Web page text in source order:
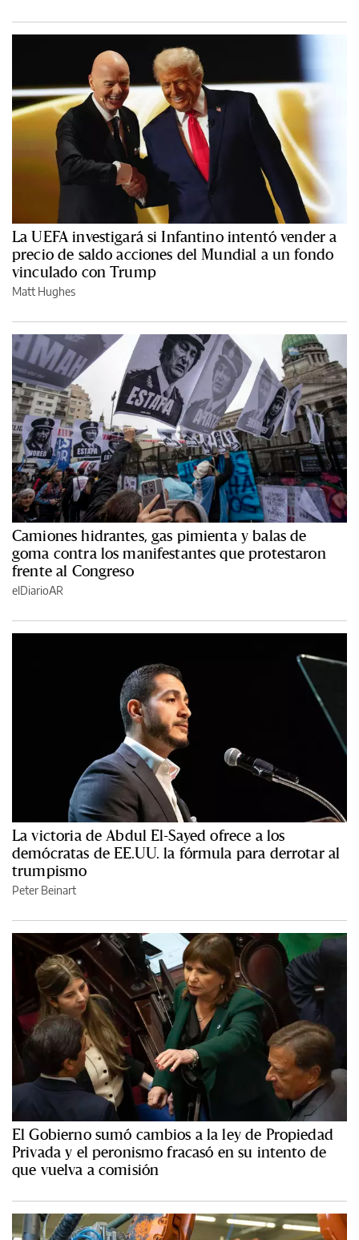
La UEFA investigará si Infantino intentó vender a
precio de saldo acciones del Mundial a un fondo
vinculado con Trump
Matt Hughes
Camiones hidrantes, gas pimienta y balas de
goma contra los manifestantes que protestaron
frente al Congreso
elDiarioAR
La victoria de Abdul El-Sayed ofrece a los
demócratas de EE.UU. la fórmula para derrotar al
trumpismo
Peter Beinart
El Gobierno sumó cambios a la ley de Propiedad
Privada y el peronismo fracasó en su intento de
que vuelva a comisión